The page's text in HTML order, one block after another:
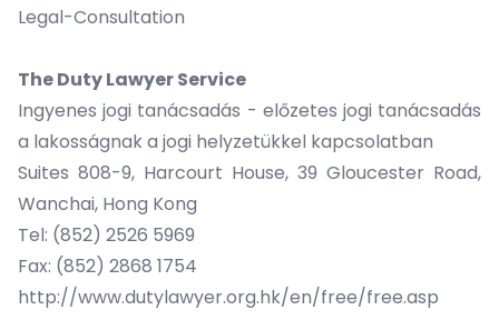
Legal-Consultation
The Duty Lawyer Service
Ingyenes jogi tanácsadás - előzetes jogi tanácsadás
a lakosságnak a jogi helyzetükkel kapcsolatban
Suites 808-9, Harcourt House, 39 Gloucester Road,
Wanchai, Hong Kong
Tel: (852) 2526 5969
Fax: (852) 2868 1754
http://www.dutylawyer.org.hk/en/free/free.asp